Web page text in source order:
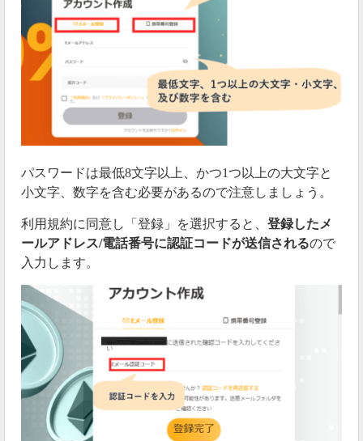
パスワードは最低8文字以上、かつ1つ以上の大文字と
小文字、数字を含む必要があるので注意しましょう。
利用規約に同意し「登録」を選択すると、 登録したメ
ールアドレス/電話番号に認証コードが送信されるので
入力します。